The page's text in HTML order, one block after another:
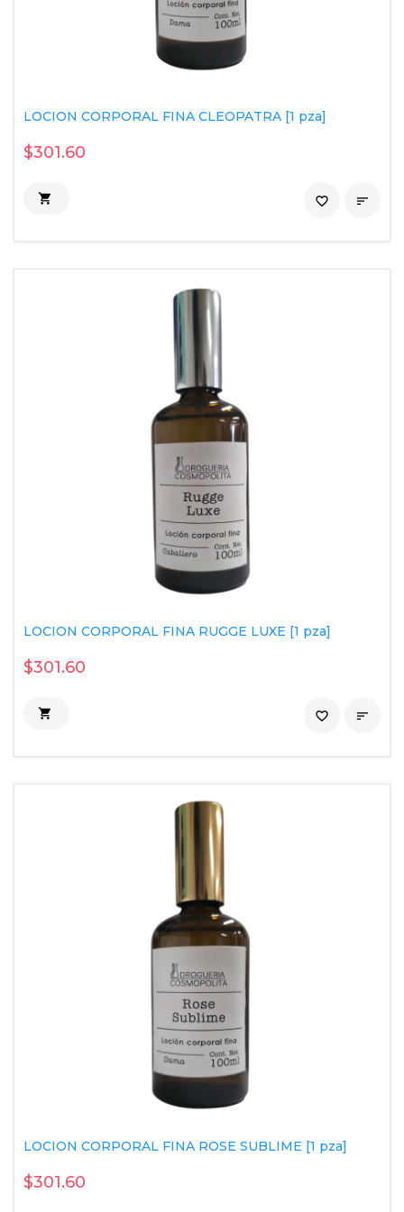
LOCION CORPORAL FINA CLEOPATRA [1 pza]
$301.60
 
favorite_border
LOCION CORPORAL FINA RUGGE LUXE [1 pza]
$301.60
 
favorite_border
LOCION CORPORAL FINA ROSE SUBLIME [1 pza]
$301.60